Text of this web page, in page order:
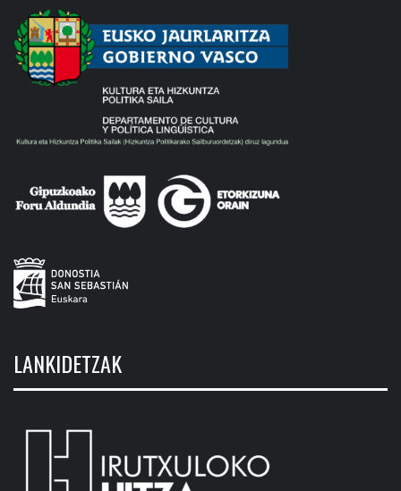
LANKIDETZAK